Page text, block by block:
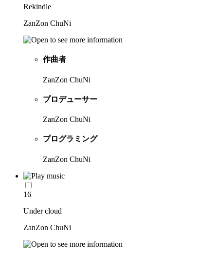
Rekindle
ZanZon ChuNi
作曲者
ZanZon ChuNi
プロデューサー
ZanZon ChuNi
プログラミング
ZanZon ChuNi
16
Under cloud
ZanZon ChuNi